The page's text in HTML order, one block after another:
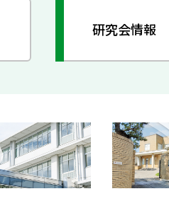
研究会情報